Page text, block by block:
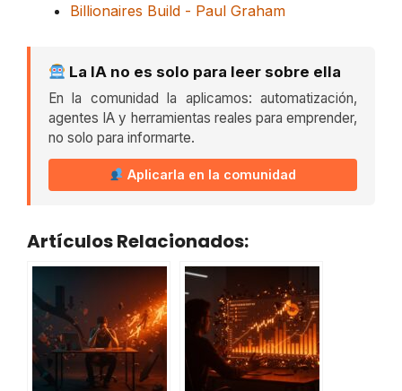
Billionaires Build - Paul Graham
La IA no es solo para leer sobre ella
En la comunidad la aplicamos: automatización,
agentes IA y herramientas reales para emprender,
no solo para informarte.
Aplicarla en la comunidad
Artículos Relacionados: